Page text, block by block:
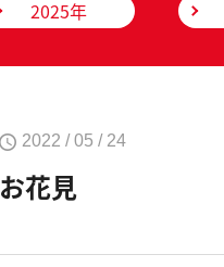
2025年
2022 / 05 / 24
お花見